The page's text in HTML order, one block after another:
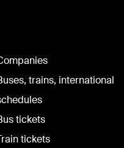
trains, international
tickets
tickets